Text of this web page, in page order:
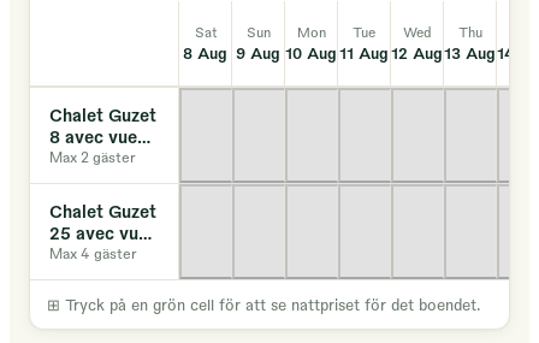
Sat
8 Aug
Sun
9 Aug
Mon
10 Aug
Tue
11 Aug
Wed
12 Aug
Thu
13 Aug14
Chalet Guzet
8 avec vue
sur le lac
Max 2 gäster
Chalet Guzet
25 avec vue
sur le lac
Max 4 gäster
⊞ Tryck på en grön cell för att se nattpriset för det boendet.